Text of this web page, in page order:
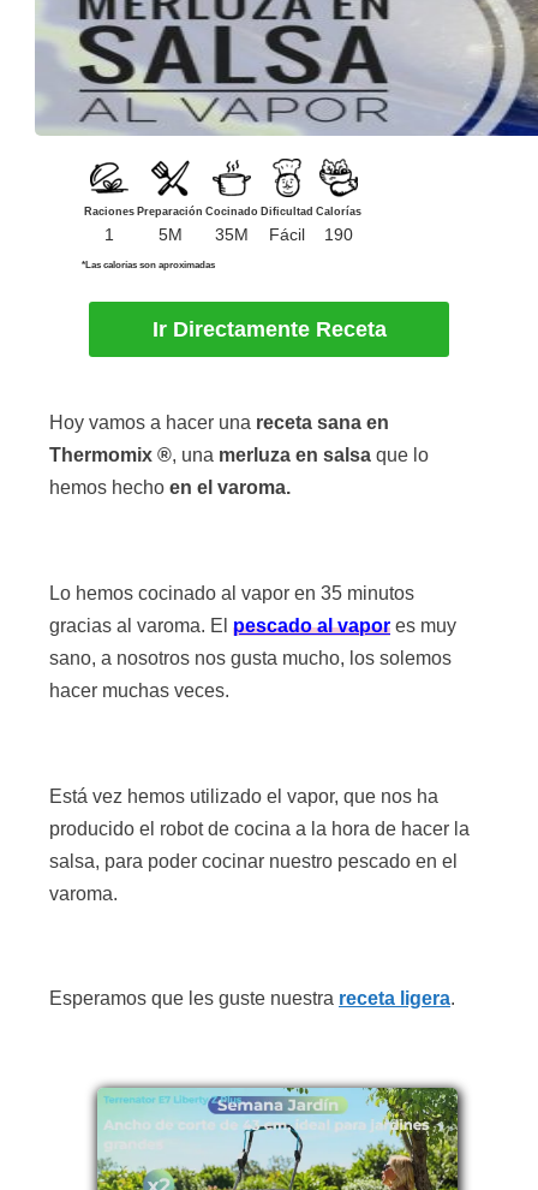
Raciones
1
Preparación
5M
Cocinado
35M
Dificultad
Fácil
Calorías
190
*Las calorías son aproximadas
Ir Directamente Receta
Hoy vamos a hacer una receta sana en
Thermomix ®, una merluza en salsa que lo
hemos hecho en el varoma.
Lo hemos cocinado al vapor en 35 minutos
gracias al varoma. El pescado al vapor es muy
sano, a nosotros nos gusta mucho, los solemos
hacer muchas veces.
Está vez hemos utilizado el vapor, que nos ha
producido el robot de cocina a la hora de hacer la
salsa, para poder cocinar nuestro pescado en el
varoma.
Esperamos que les guste nuestra receta ligera.